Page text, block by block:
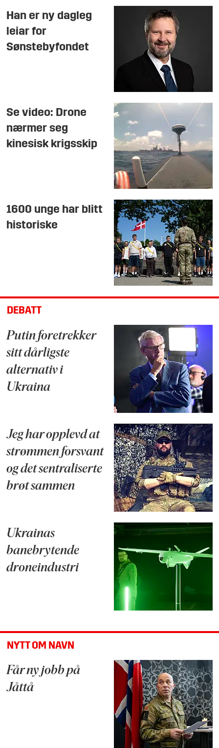
Han er ny dagleg
leiar for
Sønstebyfondet
Se video: Drone
nærmer seg
kinesisk krigsskip
1600 unge har blitt
historiske
DEBATT
Putin foretrekker
sitt dårligste
alternativ i
Ukraina
Jeg har opplevd at
strømmen forsvant
og det sentraliserte
brøt sammen
Ukrainas
banebrytende
droneindustri
NYTT OM NAVN
Får ny jobb på
Jåttå